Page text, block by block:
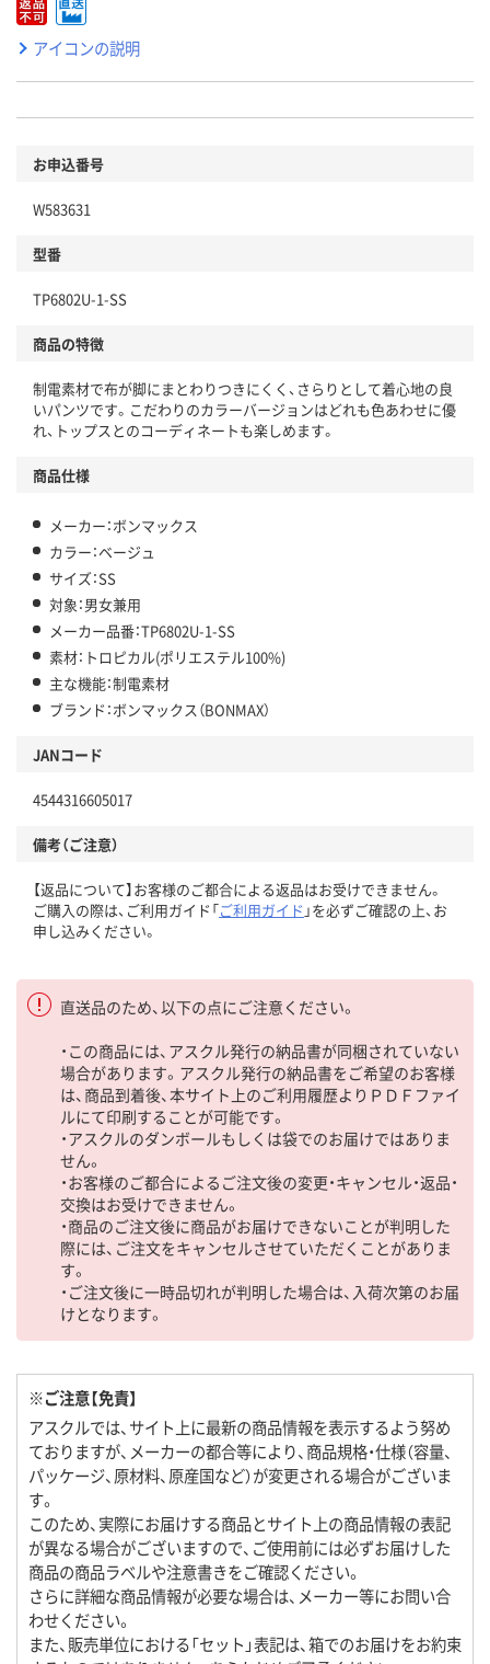
アイコンの説明
お申込番号
W583631
型番
TP6802U-1-SS
商品の特徴
制電素材で布が脚にまとわりつきにくく、さらりとして着心地の良
いパンツです。こだわりのカラーバージョンはどれも色あわせに優
れ、トップスとのコーディネートも楽しめます。
商品仕様
メーカー：ボンマックス
カラー：ベージュ
サイズ：SS
対象：男女兼用
メーカー品番：TP6802U-1-SS
素材：トロピカル(ポリエステル100%)
主な機能：制電素材
ブランド：ボンマックス（BONMAX）
JANコード
4544316605017
備考（ご注意）
【返品について】お客様のご都合による返品はお受けできません。
ご購入の際は、ご利用ガイド「ご利用ガイド 」を必ずご確認の上、お
申し込みください。
直送品のため、以下の点にご注意ください。
・この商品には、アスクル発行の納品書が同梱されていない
場合があります。アスクル発行の納品書をご希望のお客様
は、商品到着後、本サイト上のご利用履歴よりＰＤＦファイ
ルにて印刷することが可能です。
・アスクルのダンボールもしくは袋でのお届けではありま
せん。
・お客様のご都合によるご注文後の変更・キャンセル・返品・
交換はお受けできません。
・商品のご注文後に商品がお届けできないことが判明した
際には、ご注文をキャンセルさせていただくことがありま
す。
・ご注文後に一時品切れが判明した場合は、入荷次第のお届
けとなります。
※ご注意【免責】
アスクルでは、サイト上に最新の商品情報を表示するよう努め
ておりますが、メーカーの都合等により、商品規格・仕様（容量、
パッケージ、原材料、原産国など）が変更される場合がございま
す。
このため、実際にお届けする商品とサイト上の商品情報の表記
が異なる場合がございますので、ご使用前には必ずお届けした
商品の商品ラベルや注意書きをご確認ください。
さらに詳細な商品情報が必要な場合は、メーカー等にお問い合
わせください。
また、販売単位における「セット」表記は、箱でのお届けをお約束